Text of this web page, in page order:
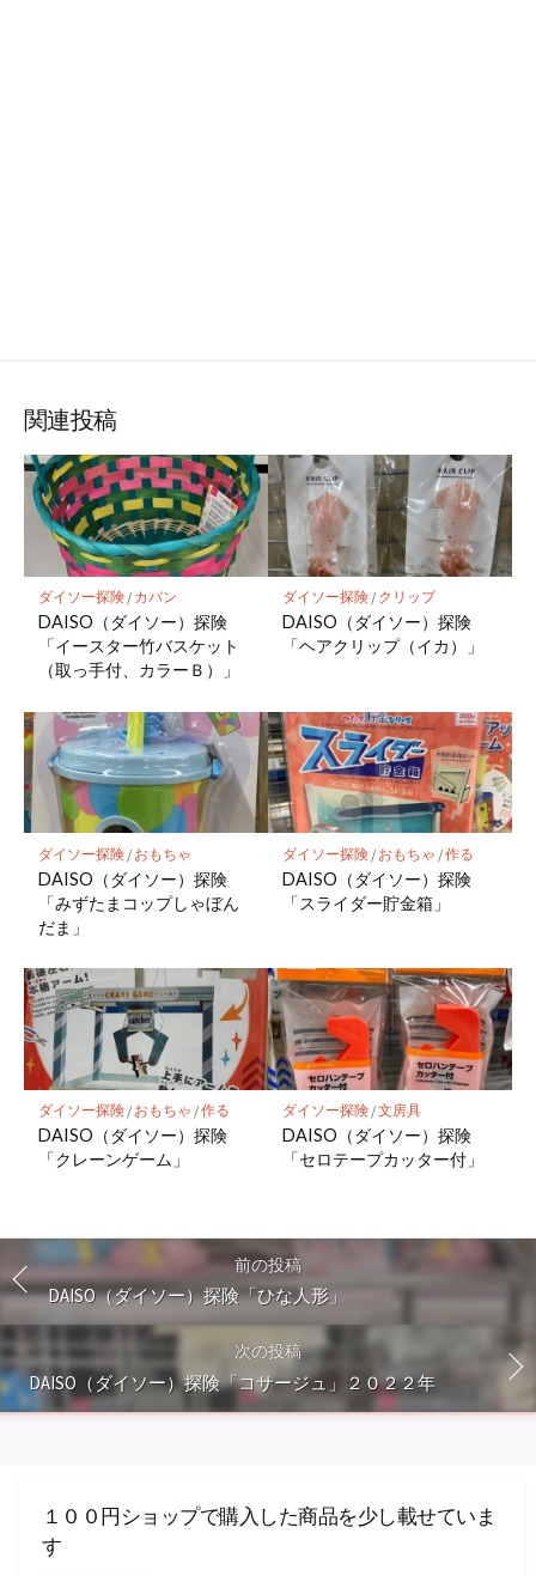
関連投稿
ダイソー探険/ カバン
DAISO（ダイソー）探険
「イースター竹バスケット
（取っ手付、カラーＢ）」
ダイソー探険/ クリップ
DAISO（ダイソー）探険
「ヘアクリップ（イカ）」
ダイソー探険/ おもちゃ
DAISO（ダイソー）探険
「みずたまコップしゃぼん
だま」
ダイソー探険/ おもちゃ /作る
DAISO（ダイソー）探険
「スライダー貯金箱」
ダイソー探険/ おもちゃ /作る
DAISO（ダイソー）探険
「クレーンゲーム」
ダイソー探険/文房具
DAISO（ダイソー）探険
「セロテープカッター付」
前の投稿
DAISO（ダイソー）探険「ひな人形」
次の投稿
DAISO（ダイソー）探険「コサージュ」２０２２年
１００円ショップで購入した商品を少し載せていま
す